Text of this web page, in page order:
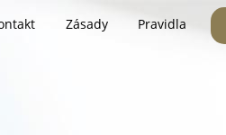
Zásady Pravidla